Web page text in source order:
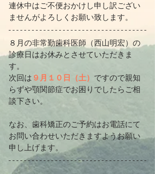
連休中はご不便おかけし申し訳ござい
ませんがよろしくお願い致します。
８月の非常勤歯科医師（西山明宏）の
診療日はお休みとさせていただきま
す。
次回は ９月１０日（土） ですので親知
らずや顎関節症でお困りでしたらご相
談下さい。
なお、歯科矯正のご予約はお電話にて
お問い合わせいただきますようお願い
申し上げます。